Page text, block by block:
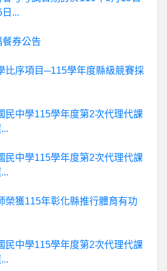
日...
券公告
比序項目─115學年度縣級競賽採
民中學115學年度第2次代理代課
民中學115學年度第2次代理代課
榮獲115年彰化縣推行體育有功
民中學115學年度第2次代理代課